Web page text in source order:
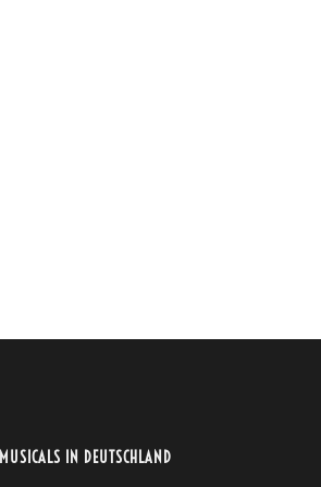
MUSICALS IN DEUTSCHLAND